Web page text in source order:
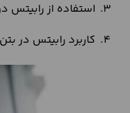
استفاده از رابیتس
کاربرد رابیتس در